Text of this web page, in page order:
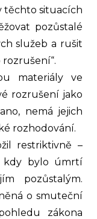
těchto situacích
pozůstalé
služeb a rušit
rozrušení“.
materiály ve
rozrušení jako
nemá jejich
rozhodování.
restriktivně –
kdy bylo úmrtí
pozůstalým.
o smuteční
zákona